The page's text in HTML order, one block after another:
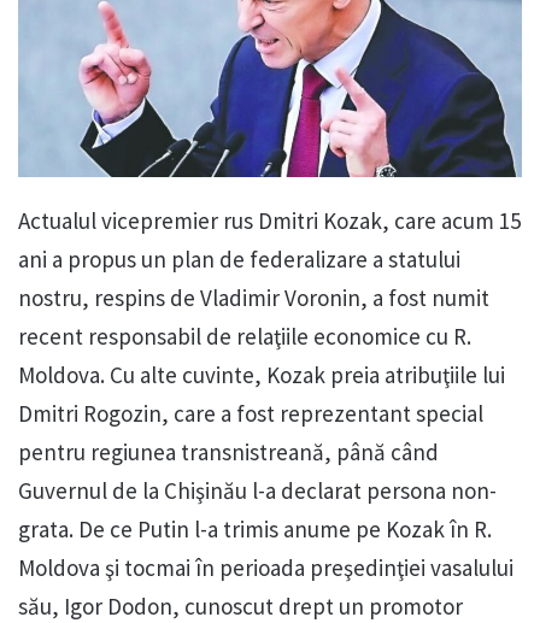
Actualul vicepremier rus Dmitri Kozak, care acum 15
ani a propus un plan de federalizare a statului
nostru, respins de Vladimir Voronin, a fost numit
recent responsabil de relaţiile economice cu R.
Moldova. Cu alte cuvinte, Kozak preia atribuţiile lui
Dmitri Rogozin, care a fost reprezentant special
pentru regiunea transnistreană, până când
Guvernul de la Chişinău l-a declarat persona non-
grata. De ce Putin l-a trimis anume pe Kozak în R.
Moldova şi tocmai în perioada preşedinţiei vasalului
său, Igor Dodon, cunoscut drept un promotor